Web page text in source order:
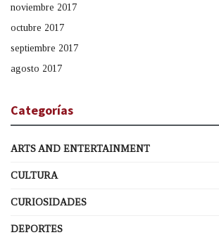
noviembre 2017
octubre 2017
septiembre 2017
agosto 2017
Categorías
ARTS AND ENTERTAINMENT
CULTURA
CURIOSIDADES
DEPORTES